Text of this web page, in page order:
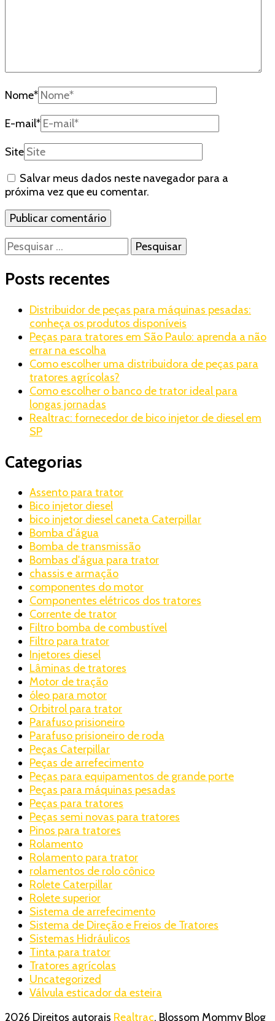
Nome*
E-mail*
Site
Salvar meus dados neste navegador para a
próxima vez que eu comentar.
Pesquisar
por:
Posts recentes
Distribuidor de peças para máquinas pesadas:
conheça os produtos disponíveis
Peças para tratores em São Paulo: aprenda a não
errar na escolha
Como escolher uma distribuidora de peças para
tratores agrícolas?
Como escolher o banco de trator ideal para
longas jornadas
Realtrac: fornecedor de bico injetor de diesel em
SP
Categorias
Assento para trator
Bico injetor diesel
bico injetor diesel caneta Caterpillar
Bomba d'água
Bomba de transmissão
Bombas d'água para trator
chassis e armação
componentes do motor
Componentes elétricos dos tratores
Corrente de trator
Filtro bomba de combustível
Filtro para trator
Injetores diesel
Lâminas de tratores
Motor de tração
óleo para motor
Orbitrol para trator
Parafuso prisioneiro
Parafuso prisioneiro de roda
Peças Caterpillar
Peças de arrefecimento
Peças para equipamentos de grande porte
Peças para máquinas pesadas
Peças para tratores
Peças semi novas para tratores
Pinos para tratores
Rolamento
Rolamento para trator
rolamentos de rolo cônico
Rolete Caterpillar
Rolete superior
Sistema de arrefecimento
Sistema de Direção e Freios de Tratores
Sistemas Hidráulicos
Tinta para trator
Tratores agrícolas
Uncategorized
Válvula esticador da esteira
2026 Direitos autorais Realtrac. Blossom Mommy Blog